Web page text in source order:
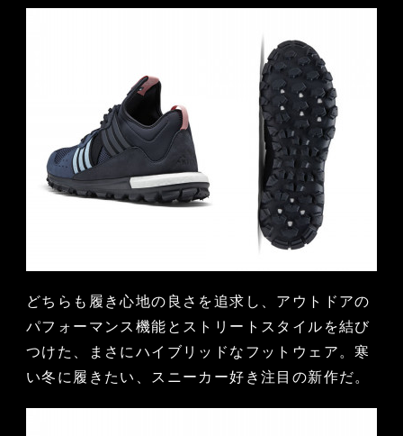
どちらも履き心地の良さを追求し、アウトドアの
パフォーマンス機能とストリートスタイルを結び
つけた、まさにハイブリッドなフットウェア。寒
い冬に履きたい、スニーカー好き注目の新作だ。